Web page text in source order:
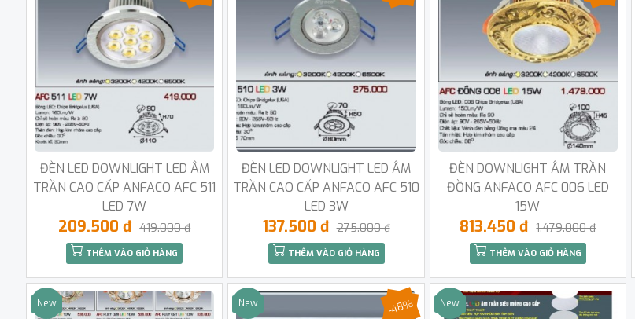
ĐÈN LED DOWNLIGHT LED ÂM
TRẦN CAO CẤP ANFACO AFC 511
LED 7W
209.500 đ 419.000 đ
THÊM VÀO GIỎ HÀNG
ĐÈN LED DOWNLIGHT LED ÂM
TRẦN CAO CẤP ANFACO AFC 510
LED 3W
137.500 đ 275.000 đ
THÊM VÀO GIỎ HÀNG
ĐÈN DOWNLIGHT ÂM TRẦN
ĐỒNG ANFACO AFC 006 LED
15W
813.450 đ 1.479.000 đ
THÊM VÀO GIỎ HÀNG
Sale
New Sale
New -48% Sale
New